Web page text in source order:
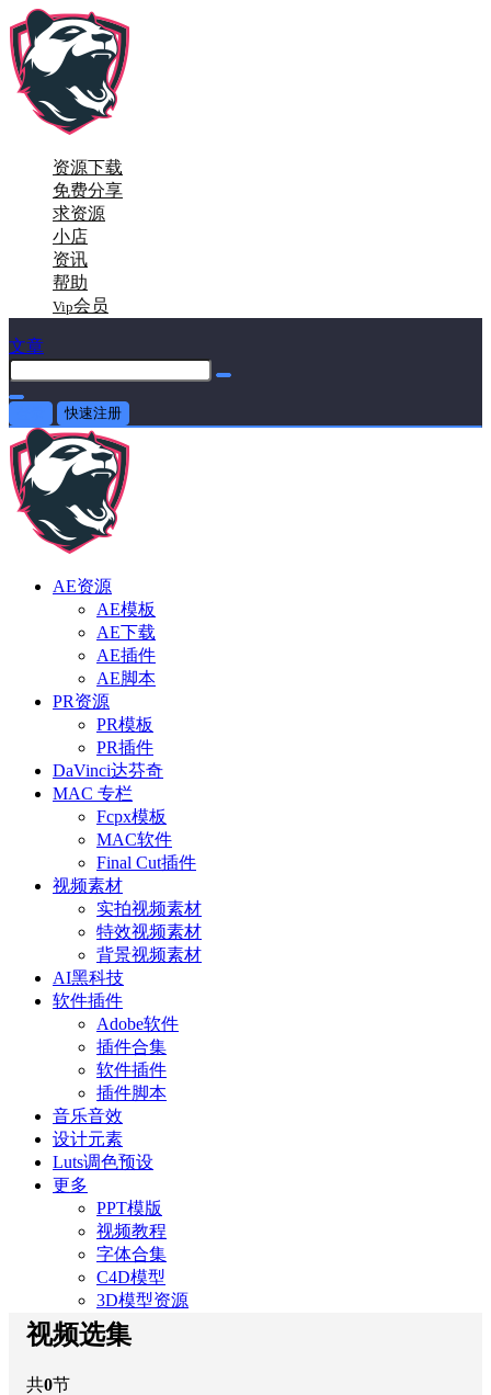
资源下载
免费分享
求资源
小店
资讯
帮助
Vip会员
文章
快速注册
AE资源
AE模板
AE下载
AE插件
AE脚本
PR资源
PR模板
PR插件
DaVinci达芬奇
MAC 专栏
Fcpx模板
MAC软件
Final Cut插件
视频素材
实拍视频素材
特效视频素材
背景视频素材
AI黑科技
软件插件
Adobe软件
插件合集
软件插件
插件脚本
音乐音效
设计元素
Luts调色预设
更多
PPT模版
视频教程
字体合集
C4D模型
3D模型资源
视频选集
共0节